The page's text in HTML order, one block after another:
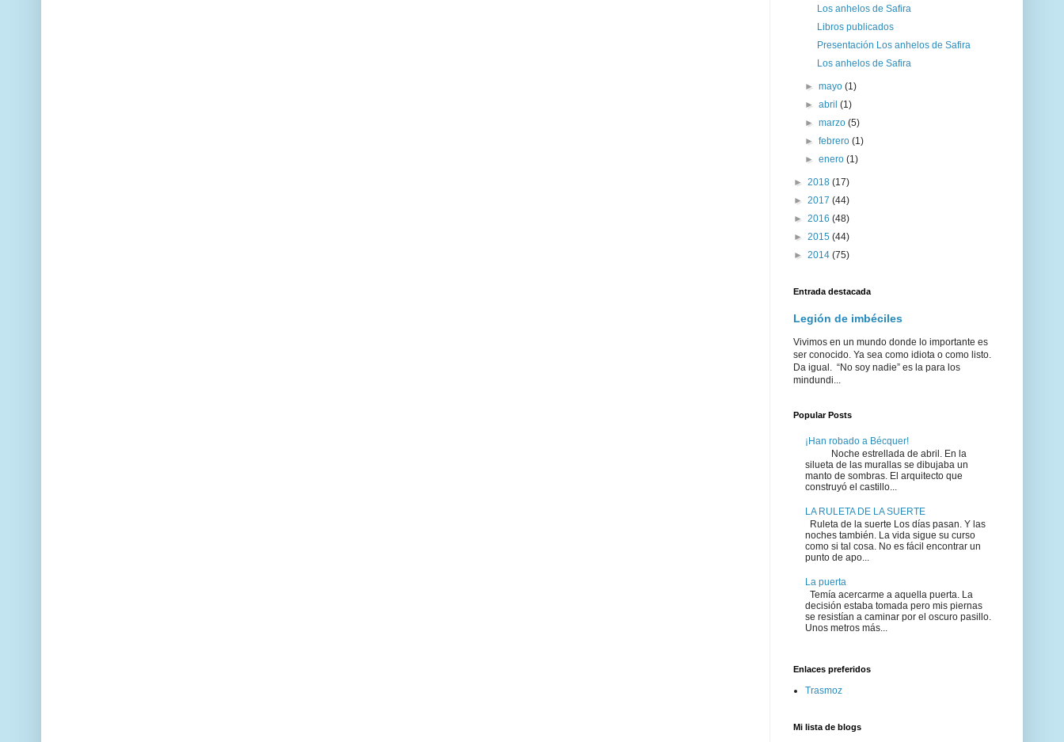
Los anhelos de Safira
Libros publicados
Presentación Los anhelos de Safira
Los anhelos de Safira
►mayo(1)
►abril(1)
►marzo(5)
►febrero(1)
►enero(1)
► 2018 (17)
► 2017 (44)
► 2016 (48)
► 2015 (44)
► 2014 (75)
Entrada destacada
Legión de imbéciles
Vivimos en un mundo donde lo importante es
ser conocido. Ya sea como idiota o como listo.
Da igual. “No soy nadie” es la para los
mindundi...
Popular Posts
¡Han robado a Bécquer!
Noche estrellada de abril. En la
silueta de las murallas se dibujaba un
manto de sombras. El arquitecto que
construyó el castillo...
LA RULETA DE LA SUERTE
Ruleta de la suerte Los días pasan. Y las
noches también. La vida sigue su curso
como si tal cosa. No es fácil encontrar un
punto de apo...
La puerta
Temía acercarme a aquella puerta. La
decisión estaba tomada pero mis piernas
se resistían a caminar por el oscuro pasillo.
Unos metros más...
Enlaces preferidos
Trasmoz
Mi lista de blogs